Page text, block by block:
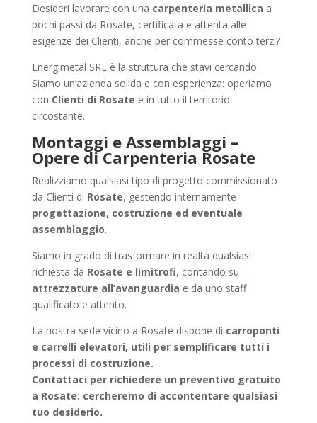
Desideri lavorare con una carpenteria metallica a
pochi passi da Rosate, certificata e attenta alle
esigenze dei Clienti, anche per commesse conto terzi?
Energimetal SRL è la struttura che stavi cercando.
Siamo un’azienda solida e con esperienza: operiamo
con Clienti di Rosate e in tutto il territorio
circostante.
Montaggi e Assemblaggi –
Opere di Carpenteria Rosate
Realizziamo qualsiasi tipo di progetto commissionato
da Clienti di Rosate, gestendo internamente
progettazione, costruzione ed eventuale
assemblaggio.
Siamo in grado di trasformare in realtà qualsiasi
richiesta da Rosate e limitrofi, contando su
attrezzature all’avanguardia e da uno staff
qualificato e attento.
La nostra sede vicino a Rosate dispone di carroponti
e carrelli elevatori, utili per semplificare tutti i
processi di costruzione.
Contattaci per richiedere un preventivo gratuito
a Rosate: cercheremo di accontentare qualsiasi
tuo desiderio.